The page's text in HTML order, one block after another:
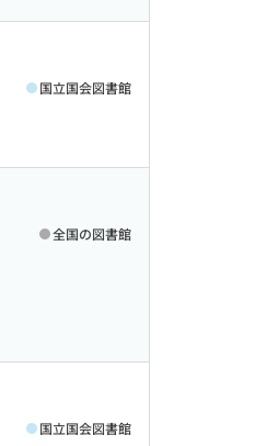
国立国会図書館
全国の図書館
国立国会図書館